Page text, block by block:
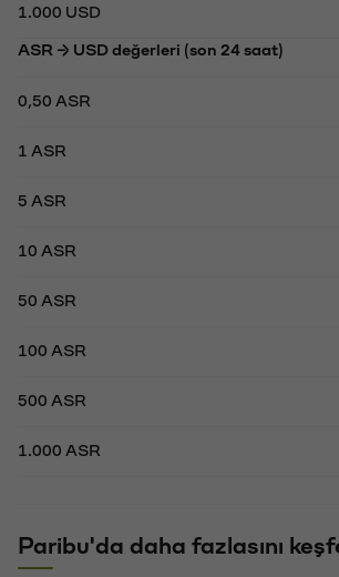
1.000 USD
ASR → USD değerleri (son 24 saat)
0,50 ASR
1 ASR
5 ASR
10 ASR
50 ASR
100 ASR
500 ASR
1.000 ASR
Paribu'da daha fazlasını